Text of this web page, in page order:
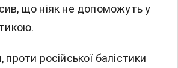
що ніяк не допоможуть у
російської балістики